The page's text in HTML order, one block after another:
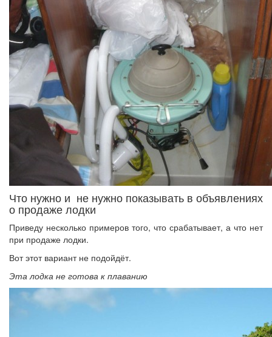
Что нужно и не нужно показывать в объявлениях
о продаже лодки
Приведу несколько примеров того, что срабатывает, а что нет
при продаже лодки.
Вот этот вариант не подойдёт.
Эта лодка не готова к плаванию